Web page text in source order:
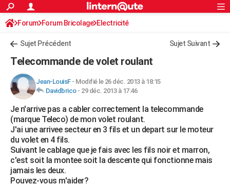
ACTUALITÉS
Politique
Société
Faits Divers
Education
Monde
Villes
+
FINANCE
Retraite
Impôts
Epargne
Immobilier
Risques naturels par ville
Banque
Assurance
Crédit
AUTO
Essais
Réserver un essai
Citadines
Berlines
SUV
Forum auto
+HIGH-TECH
Mobiles
Meilleur smartphone
Internet
Ordinateurs
Jeux vidéo
Guide high-tech
+BRICOLAGE
Forum
Aménagement intérieur
Extérieur
Cuisine
Salle de bains
Jardinage
Rangement
WEEK-END
Guides de France
Escapades
Patrimoine
Expositions
Musées
Week-end nature
+LIFESTYLE
S'inscrire
Connexion
Forum Forum Bricolage Electricité
Sujet Précédent Sujet Suivant
Telecommande de volet roulant
Jean-LouisF- Modifié le 26 déc. 2013 à 18:15
Davidbrico- 29 déc. 2013 à 17:46
Je n'arrive pas a cabler correctement la telecommande
(marque Teleco) de mon volet roulant.
J'ai une arrivee secteur en 3 fils et un depart sur le moteur
du volet en 4 fils.
Suivant le cablage que je fais avec les fils noir et marron,
c'est soit la montee soit la descente qui fonctionne mais
jamais les deux.
Pouvez-vous m'aider?